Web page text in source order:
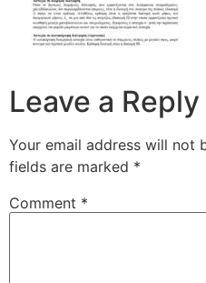
Leave a Reply
Your email address will not
fields are marked *
Comment *